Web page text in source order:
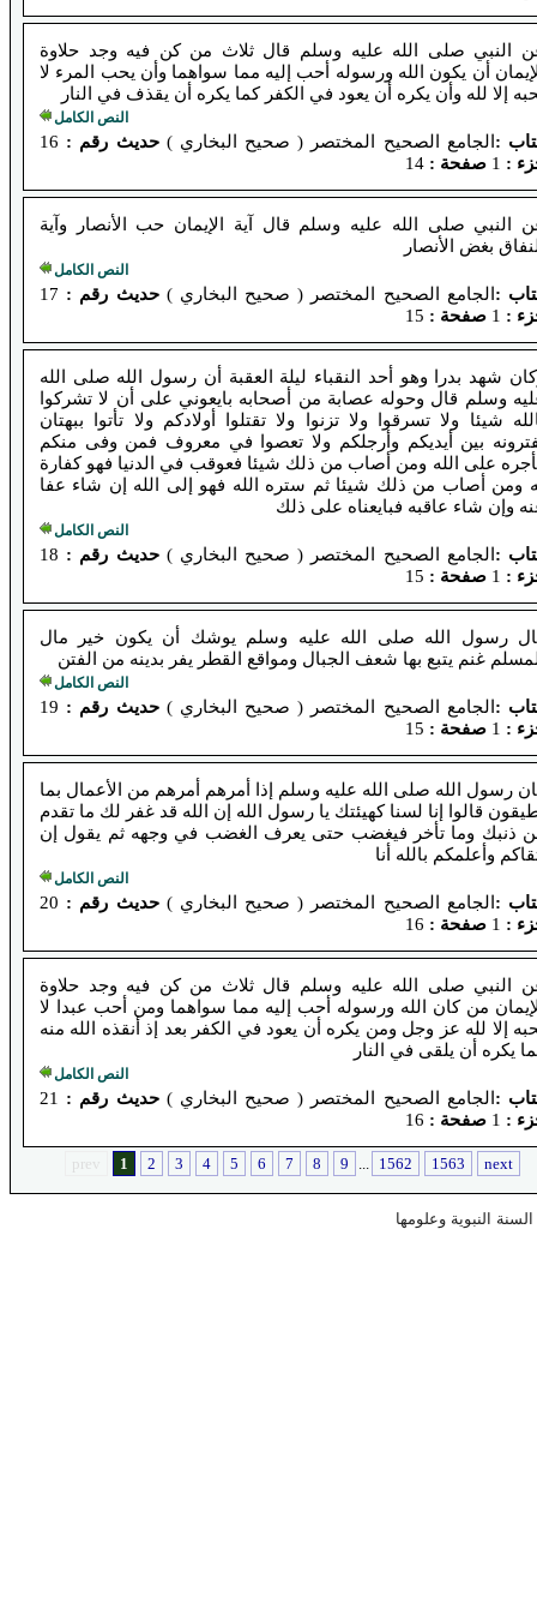
النبي صلى الله عليه وسلم قال ثلاث من كن فيه وجد حلاوة
أن يكون الله ورسوله أحب إليه مما سواهما وأن يحب المرء لا
إلا لله وأن يكره أن يعود في الكفر كما يكره أن يقذف في النار
النص الكامل
: الجامع الصحيح المختصر ( صحيح البخاري )حديث رقم : 16
:
صفحة : 14
النبي صلى الله عليه وسلم قال آية الإيمان حب الأنصار وآية
بغض الأنصار
النص الكامل
: الجامع الصحيح المختصر ( صحيح البخاري )حديث رقم : 17
:
صفحة : 15
شهد بدرا وهو أحد النقباء ليلة العقبة أن رسول الله صلى الله
وسلم قال وحوله عصابة من أصحابه بايعوني على أن لا تشركوا
شيئا ولا تسرقوا ولا تزنوا ولا تقتلوا أولادكم ولا تأتوا ببهتان
بين أيديكم وأرجلكم ولا تعصوا في معروف فمن وفى منكم
على الله ومن أصاب من ذلك شيئا فعوقب في الدنيا فهو كفارة
ومن أصاب من ذلك شيئا ثم ستره الله فهو إلى الله إن شاء عفا
وإن شاء عاقبه فبايعناه على ذلك
النص الكامل
: الجامع الصحيح المختصر ( صحيح البخاري )حديث رقم : 18
:
صفحة : 15
رسول الله صلى الله عليه وسلم يوشك أن يكون خير مال
غنم يتبع بها شعف الجبال ومواقع القطر يفر بدينه من الفتن
النص الكامل
: الجامع الصحيح المختصر ( صحيح البخاري )حديث رقم : 19
:
صفحة : 15
رسول الله صلى الله عليه وسلم إذا أمرهم أمرهم من الأعمال بما
قالوا إنا لسنا كهيئتك يا رسول الله إن الله قد غفر لك ما تقدم
ذنبك وما تأخر فيغضب حتى يعرف الغضب في وجهه ثم يقول إن
وأعلمكم بالله أنا
النص الكامل
: الجامع الصحيح المختصر ( صحيح البخاري )حديث رقم : 20
:
صفحة : 16
النبي صلى الله عليه وسلم قال ثلاث من كن فيه وجد حلاوة
من كان الله ورسوله أحب إليه مما سواهما ومن أحب عبدا لا
إلا لله عز وجل ومن يكره أن يعود في الكفر بعد إذ أنقذه الله منه
يكره أن يلقى في النار
النص الكامل
: الجامع الصحيح المختصر ( صحيح البخاري )حديث رقم :
21
:
صفحة : 16
prev 1 2 3 4 5 6 7 8 9 ... 1562 1563 next